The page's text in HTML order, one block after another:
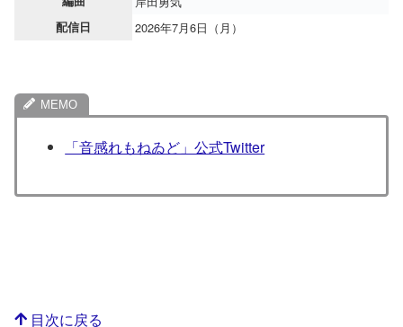
配信日 2026年7月6日（月）
「音感れもねゐど」公式Twitter
目次に戻る